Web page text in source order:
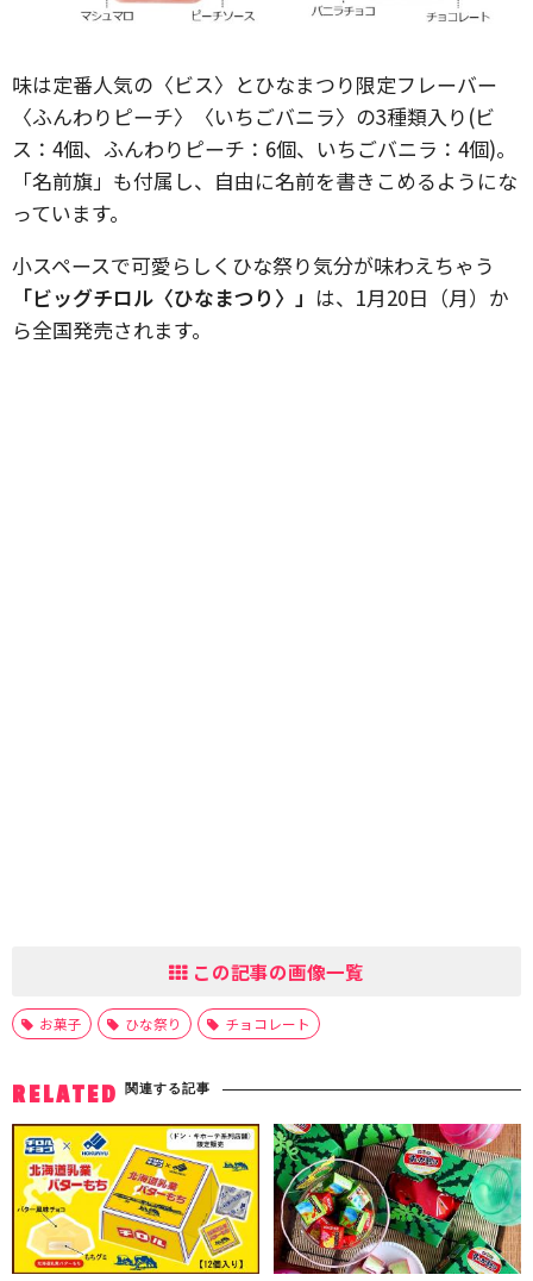
味は定番人気の〈ビス〉とひなまつり限定フレーバー
〈ふんわりピーチ〉〈いちごバニラ〉の3種類入り(ビ
ス：4個、ふんわりピーチ：6個、いちごバニラ：4個)。
「名前旗」も付属し、自由に名前を書きこめるようにな
っています。
小スペースで可愛らしくひな祭り気分が味わえちゃう
「ビッグチロル〈ひなまつり〉」 は、1月20日（月）か
ら全国発売されます。
この記事の画像一覧
お菓子 ひな祭り チョコレート
RELATED 関連する記事